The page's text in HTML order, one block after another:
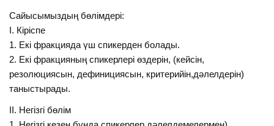
Сайысымыздың бөлімдері:
І. Кіріспе
1. Екі фракцияда үш спикерден болады.
2. Екі фракцияның спикерлері өздерін, (кейсін,
резолюциясын, дефинициясын, критерийін,дәлелдерін)
таныстырады.
ІІ. Негізгі бөлім